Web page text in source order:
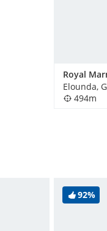
Elounda,
494m
92%